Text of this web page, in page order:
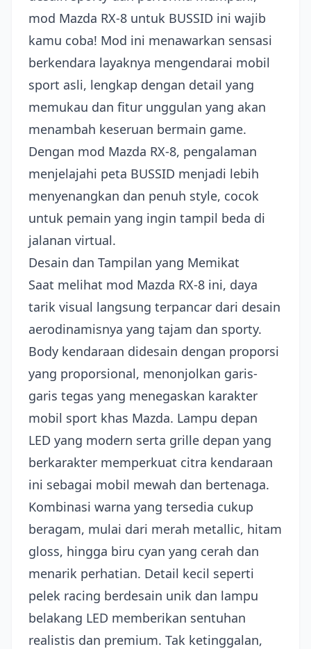
mod Mazda RX-8 untuk BUSSID ini wajib
kamu coba! Mod ini menawarkan sensasi
berkendara layaknya mengendarai mobil
sport asli, lengkap dengan detail yang
memukau dan fitur unggulan yang akan
menambah keseruan bermain game.
Dengan mod Mazda RX-8, pengalaman
menjelajahi peta BUSSID menjadi lebih
menyenangkan dan penuh style, cocok
untuk pemain yang ingin tampil beda di
jalanan virtual.
Desain dan Tampilan yang Memikat
Saat melihat mod Mazda RX-8 ini, daya
tarik visual langsung terpancar dari desain
aerodinamisnya yang tajam dan sporty.
Body kendaraan didesain dengan proporsi
yang proporsional, menonjolkan garis-
garis tegas yang menegaskan karakter
mobil sport khas Mazda. Lampu depan
LED yang modern serta grille depan yang
berkarakter memperkuat citra kendaraan
ini sebagai mobil mewah dan bertenaga.
Kombinasi warna yang tersedia cukup
beragam, mulai dari merah metallic, hitam
gloss, hingga biru cyan yang cerah dan
menarik perhatian. Detail kecil seperti
pelek racing berdesain unik dan lampu
belakang LED memberikan sentuhan
realistis dan premium. Tak ketinggalan,